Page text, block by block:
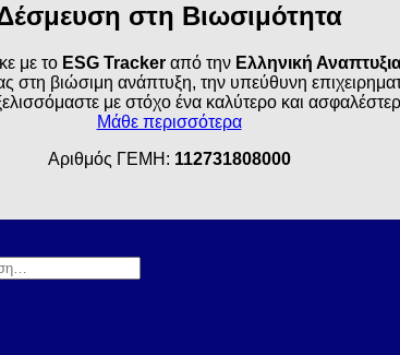
στη Βιωσιμότητα
με το ESG Tracker από την Ελληνική
στη βιώσιμη ανάπτυξη, την υπεύθυνη
με στόχο ένα καλύτερο και
Μάθε περισσότερα
Αριθμός ΓΕΜΗ: 112731808000